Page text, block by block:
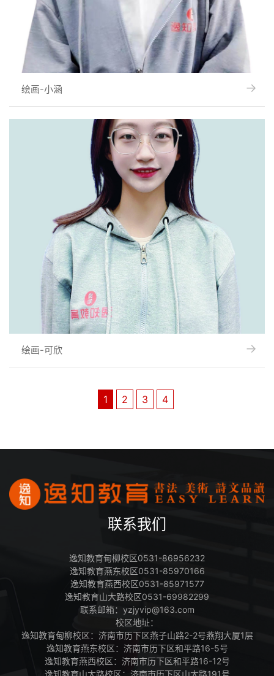
绘画-小涵 →
绘画-可欣 →
1 2 3 4
联系我们
逸知教育甸柳校区0531-86956232
逸知教育燕东校区0531-85970166
逸知教育燕西校区0531-85971577
逸知教育山大路校区0531-69982299
联系邮箱：yzjyvip@163.com
校区地址：
逸知教育甸柳校区：济南市历下区燕子山路2-2号燕翔大厦1层
逸知教育燕东校区：济南市历下区和平路16-5号
逸知教育燕西校区：济南市历下区和平路16-12号